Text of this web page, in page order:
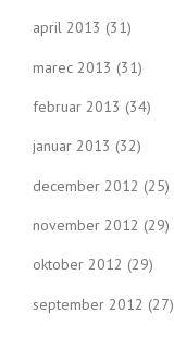
april 2013 (31)
marec 2013 (31)
februar 2013 (34)
januar 2013 (32)
december 2012 (25)
november 2012 (29)
oktober 2012 (29)
september 2012 (27)